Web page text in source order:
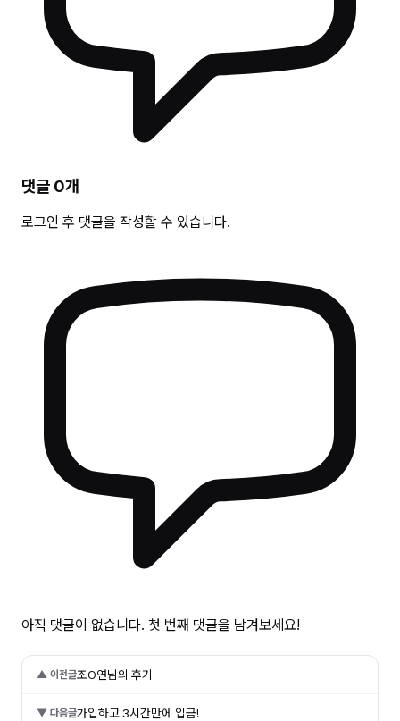
댓글 0개
로그인 후 댓글을 작성할 수 있습니다.
아직 댓글이 없습니다. 첫 번째 댓글을 남겨보세요!
▲ 이전글조O연님의 후기
▼ 다음글가입하고 3시간만에 입금!